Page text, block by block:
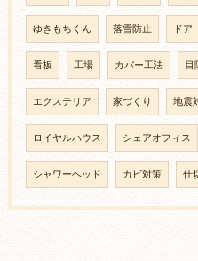
ゆきもちくん 落雪防止 ドア
看板 工場 カバー工法 目
エクステリア 家づくり 地震
ロイヤルハウス シェアオフィス
シャワーヘッド カビ対策 仕